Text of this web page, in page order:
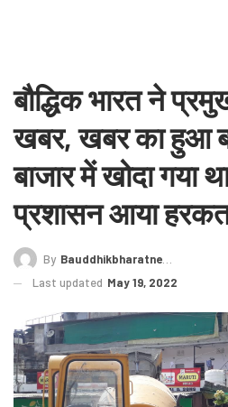
बौद्धिक भारत ने
खबर, खबर का हुआ
बाजार में खोदा गया
प्रशासन आया
By Bauddhikbharatnews@gmail.com
Last updated May 19, 2022